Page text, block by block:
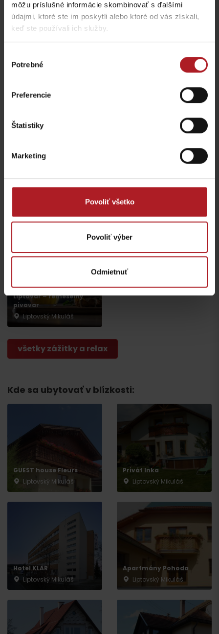
môžu príslušné informácie skombinovať s ďalšími
údajmi, ktoré ste im poskytli alebo ktoré od vás získali,
keď ste používali ich služby.
súhlasu
Potrebné
Preferencie
Štatistiky
Marketing
Povoliť všetko
Povoliť výber
Odmietnuť
Aktivity a relax v gh blízkosti:
FUN Taxi – Liptovský
EXIsport Liptovský
Liptovský Mikuláš
Liptovský Mikuláš
STOP SHOP Liptovský
Mikuláš
Liptovský Mikuláš
Liptovar – remeselný
pivovar
Liptovský Mikuláš
všetky zážitky a relax
Kde sa ubytovať v blízkosti:
GUEST house Fleurs
Liptovský Mikuláš
Privát Inka
Liptovský Mikuláš
Hotel KLAR
Liptovský Mikuláš
Apartmány Pohoda
Liptovský Mikuláš
Odchod